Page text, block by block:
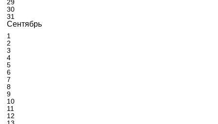
29
30
31
Сентябрь
1
2
3
4
5
6
7
8
9
10
11
12